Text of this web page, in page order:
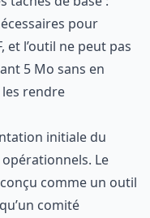
pour
l’outil ne peut pas
5 Mo sans en
rendre
initiale du
Le
comme un outil
comité